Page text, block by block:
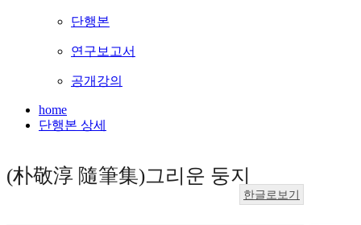
단행본
연구보고서
공개강의
home
단행본 상세
(朴敬淳 隨筆集)그리운 둥지
한글로보기